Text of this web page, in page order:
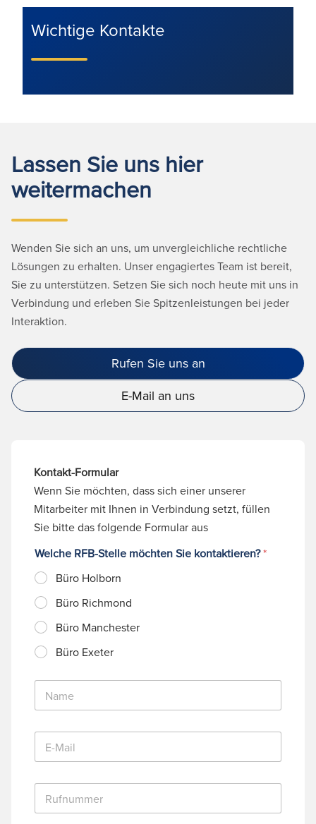
Wichtige Kontakte
Lassen Sie uns hier
weitermachen
Wenden Sie sich an uns, um unvergleichliche rechtliche
Lösungen zu erhalten. Unser engagiertes Team ist bereit,
Sie zu unterstützen. Setzen Sie sich noch heute mit uns in
Verbindung und erleben Sie Spitzenleistungen bei jeder
Interaktion.
Rufen Sie uns an
E-Mail an uns
Kontakt-Formular
Wenn Sie möchten, dass sich einer unserer
Mitarbeiter mit Ihnen in Verbindung setzt, füllen
Sie bitte das folgende Formular aus
Welche RFB-Stelle möchten Sie kontaktieren?*
Büro Holborn
Büro Richmond
Büro Manchester
Büro Exeter
N
m
E
M
*
R
f